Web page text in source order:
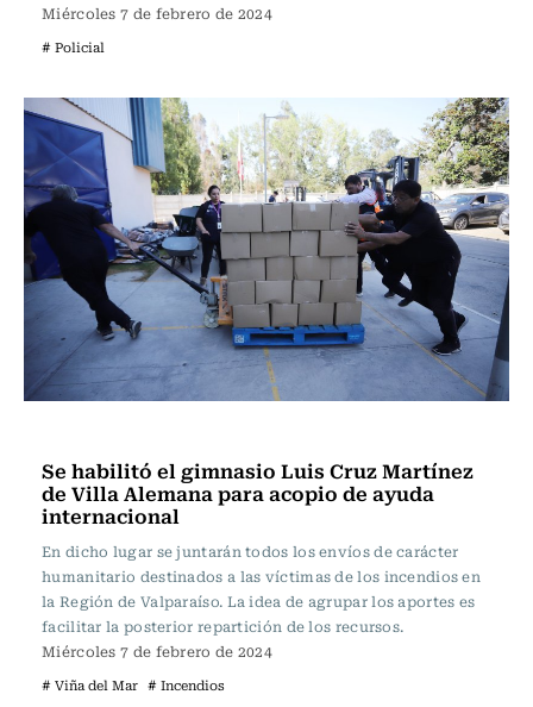
Miércoles 7 de febrero de 2024
# Policial
Se habilitó el gimnasio Luis Cruz Martínez
de Villa Alemana para acopio de ayuda
internacional
En dicho lugar se juntarán todos los envíos de carácter
humanitario destinados a las víctimas de los incendios en
la Región de Valparaíso. La idea de agrupar los aportes es
facilitar la posterior repartición de los recursos.
Miércoles 7 de febrero de 2024
# Viña del Mar # Incendios